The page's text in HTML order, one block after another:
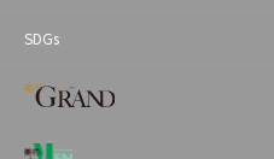
SDGs